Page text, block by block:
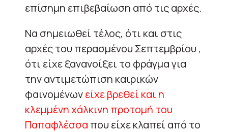
επίσημη επιβεβαίωση από τις αρχές.
Να σημειωθεί τέλος, ότι και στις
αρχές του περασμένου Σεπτεμβρίου ,
ότι είχε ξανανοίξει το φράγμα για
την αντιμετώπιση καιρικών
φαινομένωνείχε βρεθεί και η
κλεμμένη χάλκινη προτομή του
Παπαφλέσσα που είχε κλαπεί από το